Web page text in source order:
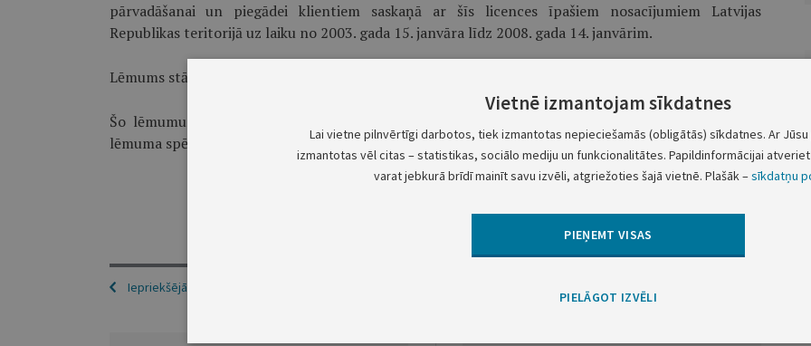
pārvadāšanai un piegādei klientiem saskaņā ar šīs licences īpašiem nosacījumiem Latvijas
Republikas teritorijā uz laiku no 2003. gada 15. janvāra līdz 2008. gada 14. janvārim.
Lēmums stājas spēkā ar tā pieņemšanas brīdi.
Šo lēmumu var pārsūdzēt Rīgas pilsētas Vidzemes priekšpilsētas tiesā viena mēneša laikā no
lēmuma spēkā stāšanās brīža.
Sabiedrisko pakalpojumu regulēšanas komisijas padomes priekšsēdētāja I.Šteinbuka
Iepriekšējā
Vietnē izmantojam sīkdatnes
Lai vietne pilnvērtīgi darbotos, tiek izmantotas nepieciešamās (obligātās) sīkdatnes. Ar
izmantotas vēl citas – statistikas, sociālo mediju un funkcionalitātes. Papildinformācijai
varat jebkurā brīdī mainīt savu izvēli, atgriežoties šajā vietnē. Plašāk –sīkdatņu
PIEŅEMT VISAS
PIELĀGOT IZVĒLI